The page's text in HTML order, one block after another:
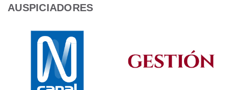
AUSPICIADORES